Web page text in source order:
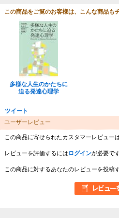
この商品をご覧のお客様は、こんな商品も
多様な人生のかたちに
迫る発達心理学
ツイート
ユーザーレビュー
この商品に寄せられたカスタマーレビュー
レビューを評価するには ログインが必要です
この商品に対するあなたのレビューを投稿